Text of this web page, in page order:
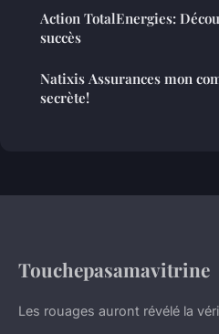
Action TotalEnergies:
succès
Natixis Assurances mon
secrète!
Touchepasamavitrine
Les rouages auront révélé la